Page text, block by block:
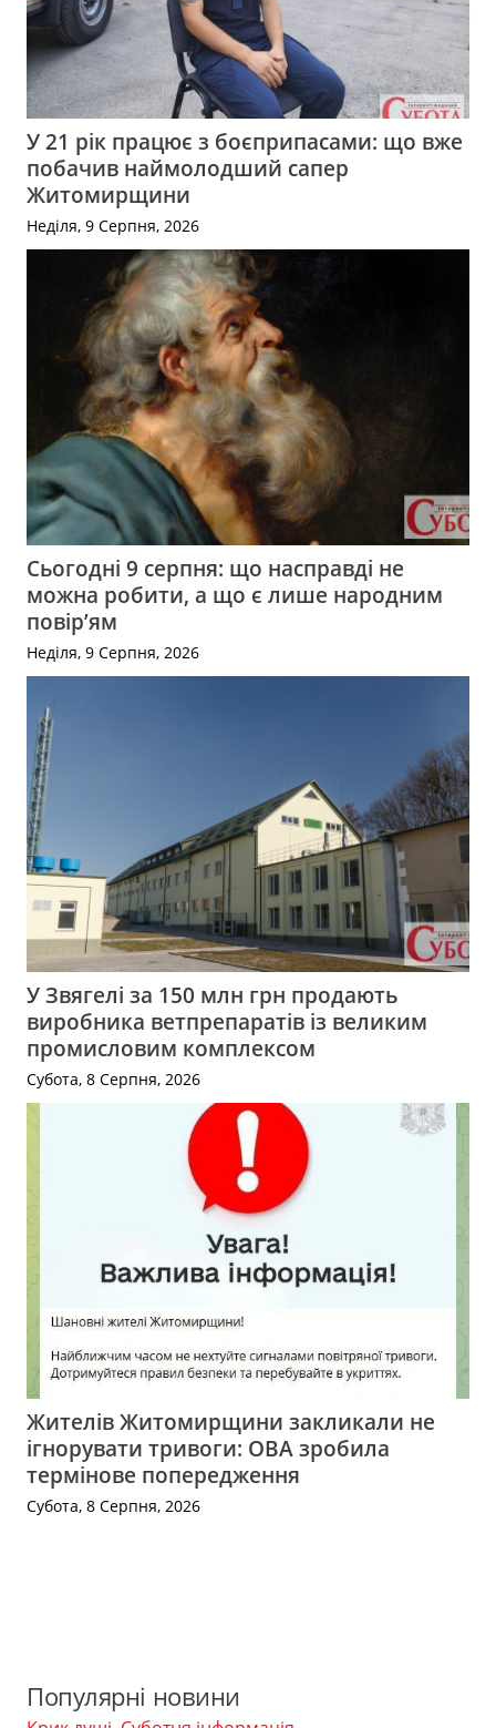
У 21 рік працює з боєприпасами: що вже
побачив наймолодший сапер
Житомирщини
Неділя, 9 Серпня, 2026
Сьогодні 9 серпня: що насправді не
можна робити, а що є лише народним
повір’ям
Неділя, 9 Серпня, 2026
У Звягелі за 150 млн грн продають
виробника ветпрепаратів із великим
промисловим комплексом
Субота, 8 Серпня, 2026
Жителів Житомирщини закликали не
ігнорувати тривоги: ОВА зробила
термінове попередження
Субота, 8 Серпня, 2026
Популярні новини